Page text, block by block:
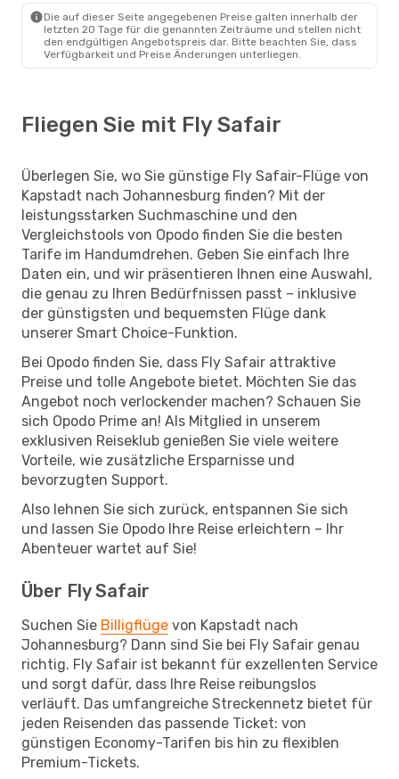
Die auf dieser Seite angegebenen Preise galten innerhalb der
letzten 20 Tage für die genannten Zeiträume und stellen nicht
den endgültigen Angebotspreis dar. Bitte beachten Sie, dass
Verfügbarkeit und Preise Änderungen unterliegen.
Fliegen Sie mit Fly Safair
Überlegen Sie, wo Sie günstige Fly Safair-Flüge von
Kapstadt nach Johannesburg finden? Mit der
leistungsstarken Suchmaschine und den
Vergleichstools von Opodo finden Sie die besten
Tarife im Handumdrehen. Geben Sie einfach Ihre
Daten ein, und wir präsentieren Ihnen eine Auswahl,
die genau zu Ihren Bedürfnissen passt – inklusive
der günstigsten und bequemsten Flüge dank
unserer Smart Choice-Funktion.
Bei Opodo finden Sie, dass Fly Safair attraktive
Preise und tolle Angebote bietet. Möchten Sie das
Angebot noch verlockender machen? Schauen Sie
sich Opodo Prime an! Als Mitglied in unserem
exklusiven Reiseklub genießen Sie viele weitere
Vorteile, wie zusätzliche Ersparnisse und
bevorzugten Support.
Also lehnen Sie sich zurück, entspannen Sie sich
und lassen Sie Opodo Ihre Reise erleichtern – Ihr
Abenteuer wartet auf Sie!
Über Fly Safair
Suchen Sie Billigflüge von Kapstadt nach
Johannesburg? Dann sind Sie bei Fly Safair genau
richtig. Fly Safair ist bekannt für exzellenten Service
und sorgt dafür, dass Ihre Reise reibungslos
verläuft. Das umfangreiche Streckennetz bietet für
jeden Reisenden das passende Ticket: von
günstigen Economy-Tarifen bis hin zu flexiblen
Premium-Tickets.